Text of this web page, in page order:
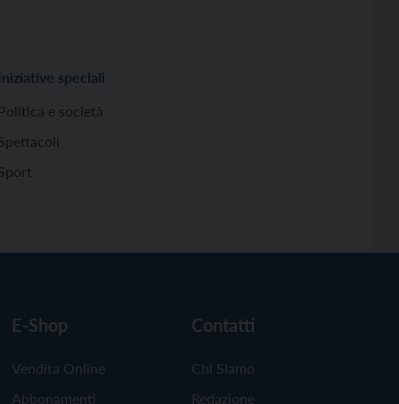
Iniziative speciali
Politica e società
E-Shop
Vendita Online
Abbonamenti
Contatti
Chi Siamo
Redazione